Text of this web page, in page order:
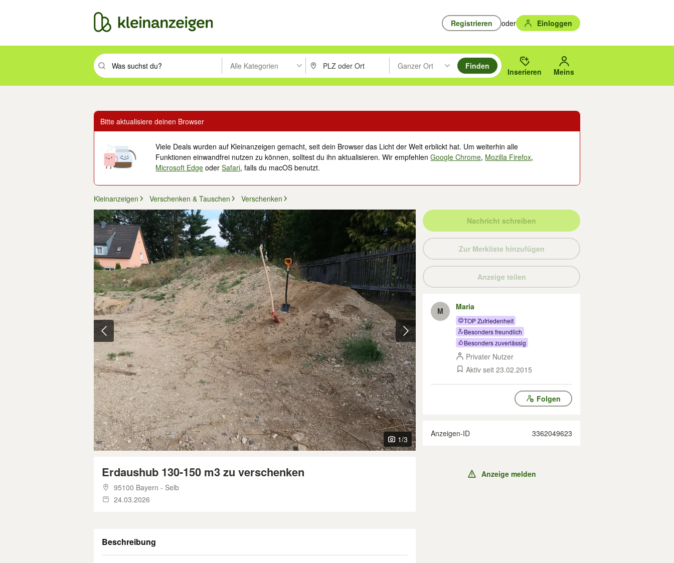
Registrieren oder Einloggen
Suchbegriff eingeben. Eingabetaste drücken um zu suchen, oder Vorschläge mit den Pfeiltasten nach oben/unten durchsuchen und mit Eingabetaste auswählen.
Alle Kategorien PLZ oder Ort eingeben. Eingabetaste drücken um zu suchen, oder Vorschläge mit den Pfeiltasten nach oben/
Ganzer Ort
Suche im Umkreis des gewählten Orts oder PLZ.
Finden
Inserieren Meins
Bitte aktualisiere deinen Browser
Viele Deals wurden auf Kleinanzeigen gemacht, seit dein Browser das Licht der Welt erblickt hat. Um weiterhin alle
Funktionen einwandfrei nutzen zu können, solltest du ihn aktualisieren. Wir empfehlenGoogle Chrome, Mozilla Firefox,
Microsoft Edge oderSafari, falls du macOS benutzt.
Kleinanzeigen Verschenken & Tauschen Verschenken
1/3
Erdaushub 130-150 m3 zu verschenken
95100 Bayern - Selb
24.03.2026
Beschreibung
Nachricht schreiben
Zur Merkliste hinzufügen
Anzeige teilen
M Maria
TOP Zufriedenheit
Besonders freundlich
Besonders zuverlässig
Privater Nutzer
Aktiv seit 23.02.2015
Folgen
Anzeigen-ID 3362049623
Anzeige melden